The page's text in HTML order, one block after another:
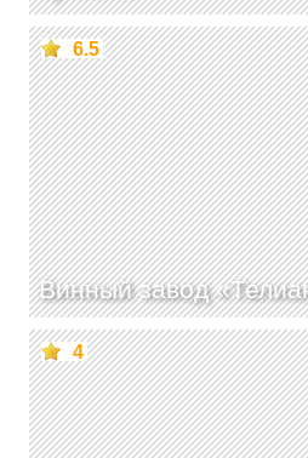
Винный завод
6.5
4